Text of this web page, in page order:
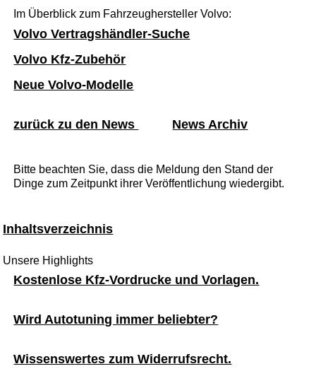
Im Überblick zum Fahrzeughersteller Volvo:
Volvo Vertragshändler-Suche
Volvo Kfz-Zubehör
Neue Volvo-Modelle
zurück zu den News News Archiv
Bitte beachten Sie, dass die Meldung den Stand der
Dinge zum Zeitpunkt ihrer Veröffentlichung wiedergibt.
Inhaltsverzeichnis
Unsere Highlights
Kostenlose Kfz-Vordrucke und Vorlagen.
Wird Autotuning immer beliebter?
Wissenswertes zum Widerrufsrecht.